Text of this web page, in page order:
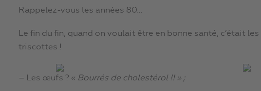
Rappelez-vous les années 80…
Le fin du fin, quand on voulait être en bonne santé, c’était
triscottes !
– Les œufs ? « Bourrés de cholestérol !! » ;